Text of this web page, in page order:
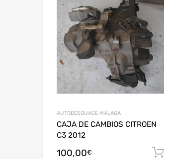
AUTODESGUACE MÁLAGA
CAJA DE CAMBIOS CITROEN
C3 2012
100,00€